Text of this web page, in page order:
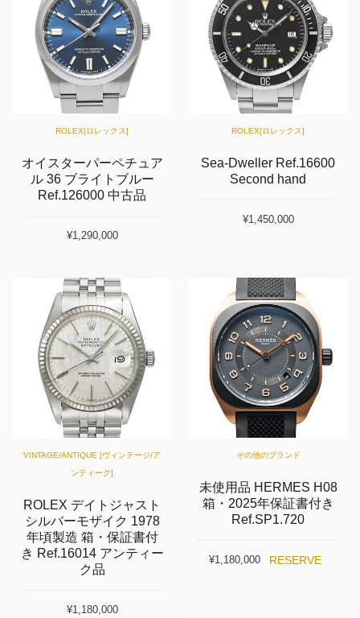
ROLEX[ロレックス]
オイスターパーペチュア
ル 36 ブライトブルー
Ref.126000 中古品
¥1,290,000
ROLEX[ロレックス]
Sea-Dweller Ref.16600
Second hand
¥1,450,000
VINTAGE/ANTIQUE [ヴィンテージ/ア
ンティーク]
ROLEX デイトジャスト
シルバーモザイク 1978
年頃製造 箱・保証書付
き Ref.16014 アンティー
ク品
¥1,180,000
その他のブランド
未使用品 HERMES H08
箱・2025年保証書付き
Ref.SP1.720
¥1,180,000 RESERVE